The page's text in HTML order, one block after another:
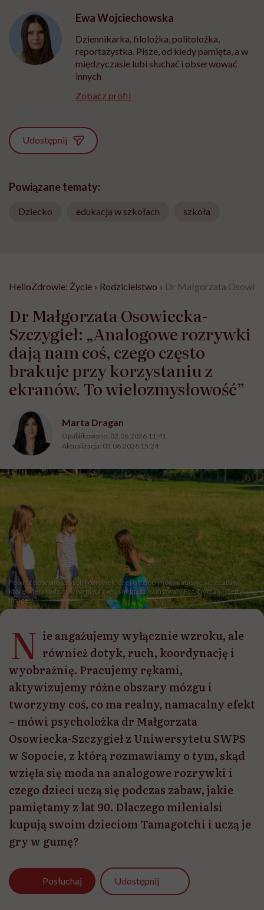
Ewa Wojciechowska
Dziennikarka, filolożka, politolożka,
reportażystka. Pisze, od kiedy pamięta, a w
międzyczasie lubi słuchać i obserwować
innych
Zobacz profil
Udostępnij
Powiązane tematy:
Dziecko edukacja w szkołach szkoła
HelloZdrowie: Życie › Rodzicielstwo › Dr Małgorzata
Dr Małgorzata Osowiecka-
Szczygieł: „Analogowe rozrywki
dają nam coś, czego często
brakuje przy korzystaniu z
ekranów. To wielozmysłowość”
Marta Dragan
Opublikowano: 02.06.2026 11:41
Aktualizacja: 03.06.2026 15:24
Powrót do analogowych rozrywek: czego dzieci mogą nauczyć się z zabaw,
które wielu rodziców pamięta z własnego dzieciństwa? / Fot. DVrcan / Getty
Images
N ie angażujemy wyłącznie wzroku, ale
również dotyk, ruch, koordynację i
wyobraźnię. Pracujemy rękami,
aktywizujemy różne obszary mózgu i
tworzymy coś, co ma realny, namacalny efekt
– mówi psycholożka dr Małgorzata
Osowiecka-Szczygieł z Uniwersytetu SWPS
w Sopocie, z którą rozmawiamy o tym, skąd
wzięła się moda na analogowe rozrywki i
czego dzieci uczą się podczas zabaw, jakie
pamiętamy z lat 90. Dlaczego milenialsi
kupują swoim dzieciom Tamagotchi i uczą je
gry w gumę?
Posłuchaj Udostępnij